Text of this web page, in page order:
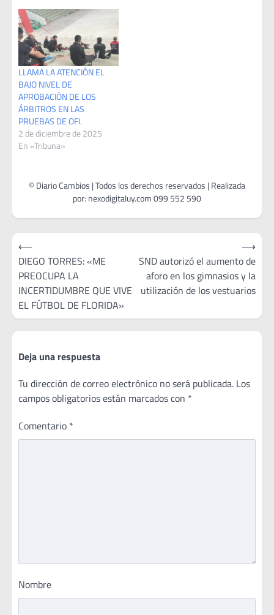
su momento fueron
suspendidas por la…
LLAMA LA ATENCIÓN EL
BAJO NIVEL DE
APROBACIÓN DE LOS
ÁRBITROS EN LAS
PRUEBAS DE OFI.
2 de diciembre de 2025
En «Tribuna»
Navegación
de
entradas
⟵
DIEGO TORRES: «ME
PREOCUPA LA
INCERTIDUMBRE QUE VIVE
EL FÚTBOL DE FLORIDA»
SND autorizó el aumento de
aforo en los gimnasios y la
utilización de los vestuarios
⟶
Deja una respuesta
Tu dirección de correo electrónico no será publicada. Los
campos obligatorios están marcados con *
Comentario *
Nombre